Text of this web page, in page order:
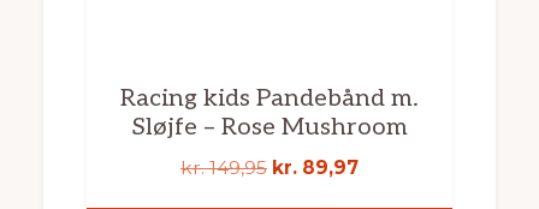
Racing kids Pandebånd m.
Sløjfe – Rose Mushroom
kr.149,95 Den
kr. 89,97Den